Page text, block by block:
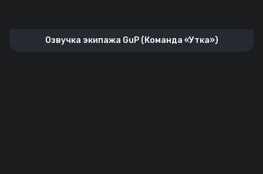
Озвучка экипажа GuP (Команда «Утка»)